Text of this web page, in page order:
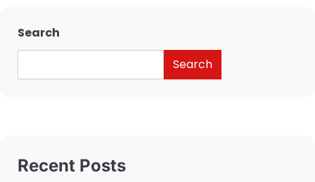
Search
Search
Recent Posts